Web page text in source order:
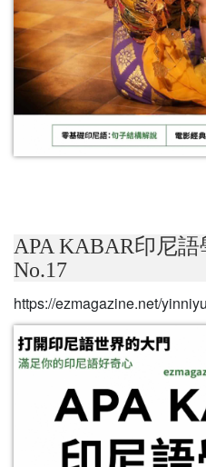
APA KABAR印尼
No.17
https://ezmagazine.net/